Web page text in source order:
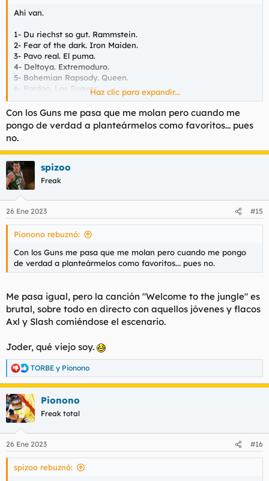
Ahí van.
1- Du riechst so gut. Rammstein.
2- Fear of the dark. Iron Maiden.
3- Pavo real. El puma.
4- Deltoya. Extremoduro.
5- Bohemian Rapsody. Queen.
6- Pardao. Los Suaves.
7- Enter Sandman. Metallica.
8- Welcome to the jungle. Guns N´Roses.
9- Mein Teil. Rammstein.
10- Jesucristo García. Extremoduro.
Spoiler
Haz clic para expandir...
Con los Guns me pasa que me molan pero cuando me
pongo de verdad a planteármelos como favoritos... pues
no.
spizoo
Freak
26 Ene 2023 #15
Pionono rebuznó:
Con los Guns me pasa que me molan pero cuando me pongo
de verdad a planteármelos como favoritos... pues no.
Me pasa igual, pero la canción "Welcome to the jungle" es
brutal, sobre todo en directo con aquellos jóvenes y flacos
Axl y Slash comiéndose el escenario.
Joder, qué viejo soy.
R
e
a
c
c
i
e
s
TORBE y Pionono
Pionono
Freak total
26 Ene 2023 #16
spizoo rebuznó: